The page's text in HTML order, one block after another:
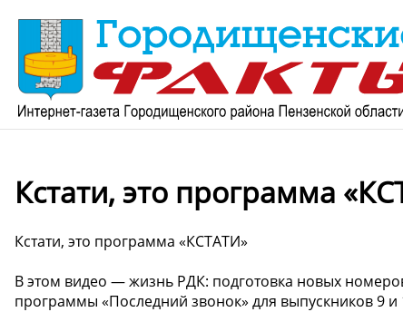
Кстати, это программа
Кстати, это программа «КСТАТИ»
В этом видео — жизнь РДК: подготовка новых
программы «Последний звонок» для выпускников 9 и